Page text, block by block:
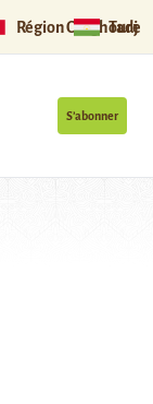
Région Ouïghoure
S’abonner